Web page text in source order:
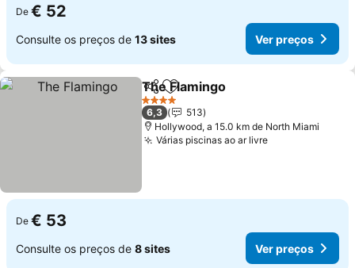
De € 52
Consulte os preços de 13 sites Ver preços
PartilharAdicionar aos favoritos
The Flamingo
4 Estrelas
6,3
513
Hollywood, a 15.0 km de North Miami
Várias piscinas ao ar livreVer preços
De € 53
Consulte os preços de 8 sites Ver preços